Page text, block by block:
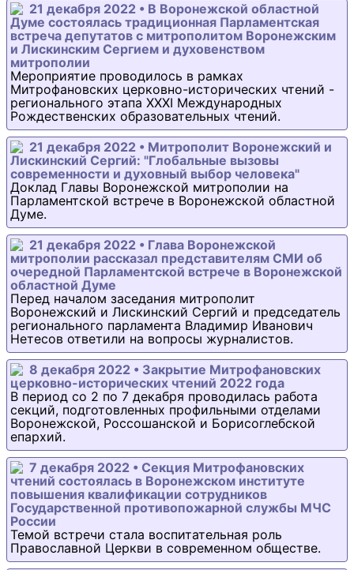
21 декабря 2022 • В Воронежской областной
Думе состоялась традиционная Парламентская
встреча депутатов с митрополитом Воронежским
и Лискинским Сергием и духовенством
митрополии
Мероприятие проводилось в рамках
Митрофановских церковно-исторических чтений -
регионального этапа XXXI Международных
Рождественских образовательных чтений.
21 декабря 2022 • Митрополит Воронежский и
Лискинский Сергий: "Глобальные вызовы
современности и духовный выбор человека"
Доклад Главы Воронежской митрополии на
Парламентской встрече в Воронежской областной
Думе.
21 декабря 2022 • Глава Воронежской
митрополии рассказал представителям СМИ об
очередной Парламентской встрече в Воронежской
областной Думе
Перед началом заседания митрополит
Воронежский и Лискинский Сергий и председатель
регионального парламента Владимир Иванович
Нетесов ответили на вопросы журналистов.
8 декабря 2022 • Закрытие Митрофановских
церковно-исторических чтений 2022 года
В период со 2 по 7 декабря проводилась работа
секций, подготовленных профильными отделами
Воронежской, Россошанской и Борисоглебской
епархий.
7 декабря 2022 • Секция Митрофановских
чтений состоялась в Воронежском институте
повышения квалификации сотрудников
Государственной противопожарной службы МЧС
России
Темой встречи стала воспитательная роль
Православной Церкви в современном обществе.